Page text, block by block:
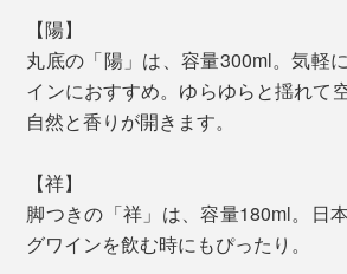
【陽】
丸底の「陽」は、容量300ml。気軽
インにおすすめ。ゆらゆらと揺れて
自然と香りが開きます。
【祥】
脚つきの「祥」は、容量180ml。日
グワインを飲む時にもぴったり。